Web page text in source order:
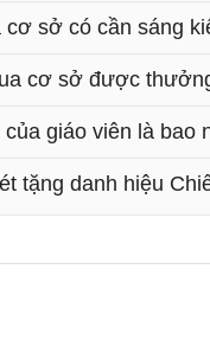
sở có cần sáng
cơ sở được
giáo viên là bao
tặng danh hiệu